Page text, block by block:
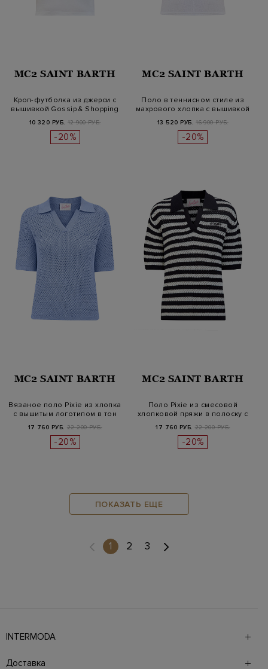
MC2 SAINT BARTH
Кроп-футболка из джерси с
вышивкой Gossip & Shopping
10 320 РУБ. 12 900 РУБ.
-20%
MC2 SAINT BARTH
Поло в теннисном стиле из
махрового хлопка с вышивкой
13 520 РУБ. 16 900 РУБ.
-20%
MC2 SAINT BARTH
Вязаное поло Pixie из хлопка
с вышитым логотипом в тон
17 760 РУБ. 22 200 РУБ.
-20%
MC2 SAINT BARTH
Поло Pixie из смесовой
хлопковой пряжи в полоску с
выш…
17 760 РУБ. 22 200 РУБ.
-20%
ПОКАЗАТЬ ЕЩЕ
1 (current)
2 3
INTERMODA
брендов на 4 этажах в самом центре города. На сайте
Доставка